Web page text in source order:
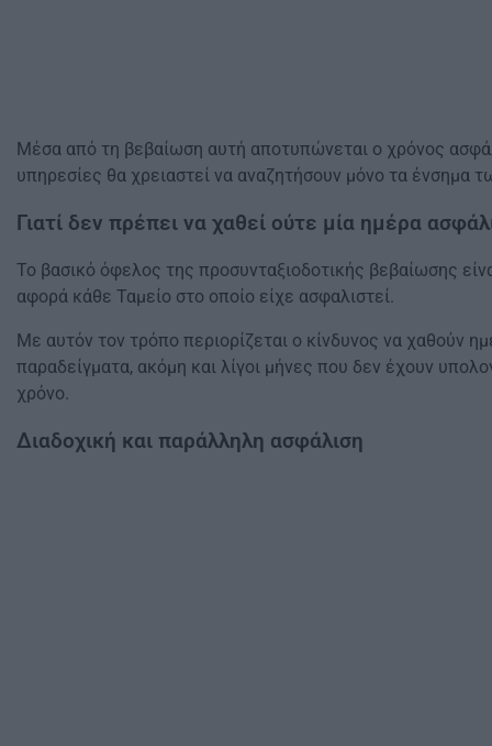
Μέσα από τη βεβαίωση αυτή αποτυπώνεται ο χρόνος
υπηρεσίες θα χρειαστεί να αναζητήσουν μόνο τα ένσημα
Γιατί δεν πρέπει να χαθεί ούτε μία ημέρα
Το βασικό όφελος της προσυνταξιοδοτικής βεβαίωσης
αφορά κάθε Ταμείο στο οποίο είχε ασφαλιστεί.
Με αυτόν τον τρόπο περιορίζεται ο κίνδυνος να
παραδείγματα, ακόμη και λίγοι μήνες που δεν έχουν
χρόνο.
Διαδοχική και παράλληλη ασφάλιση